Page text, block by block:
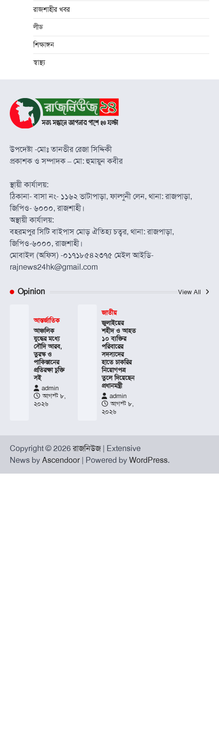
রাজশাহীর খবর
লীড
শিক্ষাঙ্গন
স্বাস্থ্য
উপদেষ্টা -মোঃ তানভীর রেজা সিদ্দিকী
প্রকাশক ও সম্পাদক – মো: হুমায়ুন কবীর
স্থায়ী কার্যালয়:
ঠিকানা- বাসা নং- ১১৬২ ভাটাপাড়া, ফাল্গুনী লেন, থানা: রাজপাড়া,
জিপিও- ৬০০০, রাজশাহী।
অস্থায়ী কার্যালয়:
বহরমপুর সিটি বাইপাস মোড় ঐতিহ্য চত্বর, থানা: রাজপাড়া,
জিপিও-৬০০০, রাজশাহী।
মোবাইল (অফিস) -০১৭১৮৫৪২৩৭৫ মেইল আইডি-
rajnews24hk@gmail.com
Opinion View All
আন্তর্জাতিক
আঞ্চলিক
যুদ্ধের মধ্যে
সৌদি আরব,
তুরস্ক ও
পাকিস্তানের
প্রতিরক্ষা চুক্তি
সই
admin
আগস্ট ৮,
২০২৬
জাতীয়
জুলাইয়ের
শহীদ ও আহত
১০ ব্যক্তির
পরিবারের
সদস্যদের
হাতে চাকরির
নিয়োগপত্র
তুলে দিয়েছেন
প্রধানমন্ত্রী
admin
আগস্ট ৮,
২০২৬
Copyright © 2026রাজনিউজ| Extensive
News by Ascendoor| Powered by WordPress.